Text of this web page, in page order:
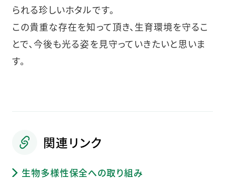
られる珍しいホタルです。
この貴重な存在を知って頂き、生育環境を守るこ
とで、今後も光る姿を見守っていきたいと思いま
す。
関連リンク
生物多様性保全への取り組み